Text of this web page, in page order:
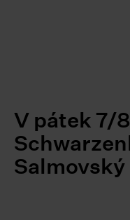
V pátek 7/